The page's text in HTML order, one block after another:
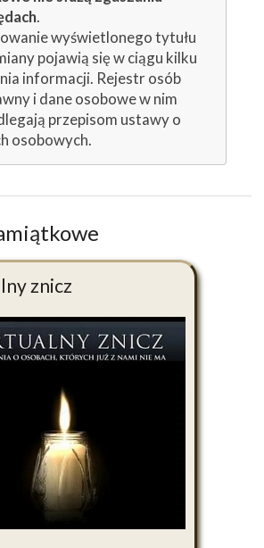
.
wyświetlonego tytułu
pojawią się w ciągu kilku
informacji. Rejestr osób
i dane osobowe w nim
przepisom ustawy o
osobowych.
znicz